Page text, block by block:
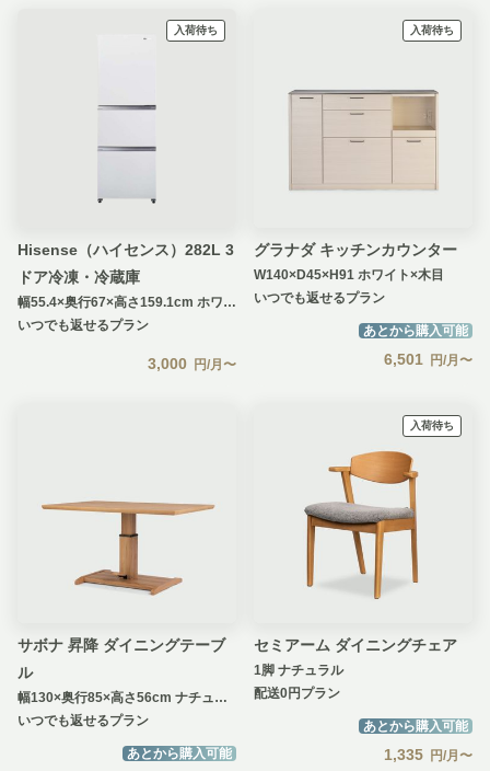
入荷待ち
Hisense（ハイセンス）282L 3
ドア冷凍・冷蔵庫
幅55.4×奥行67×高さ159.1cm ホワイト
いつでも返せるプラン
3,000 円/月〜
入荷待ち
グラナダ キッチンカウンター
W140×D45×H91 ホワイト×木目
いつでも返せるプラン
あとから購入可能
6,501 円/月〜
サボナ 昇降 ダイニングテーブ
ル
幅130×奥行85×高さ56cm ナチュラル
いつでも返せるプラン
あとから購入可能
入荷待ち
セミアーム ダイニングチェア
1脚 ナチュラル
配送0円プラン
あとから購入可能
1,335 円/月〜